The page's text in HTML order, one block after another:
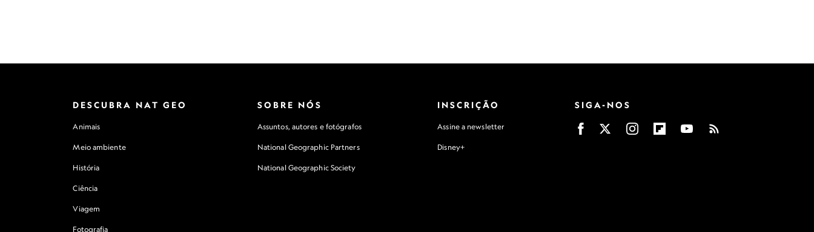
DESCUBRA NAT GEO
Animais
Meio ambiente
História
Ciência
Viagem
Fotografia
SOBRE NÓS
Assuntos, autores e fotógrafos
National Geographic Partners
National Geographic Society
INSCRIÇÃO
Assine a newsletter
Disney+
SIGA-NOS